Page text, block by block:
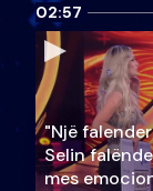
02:57
"Një
Selin
mes